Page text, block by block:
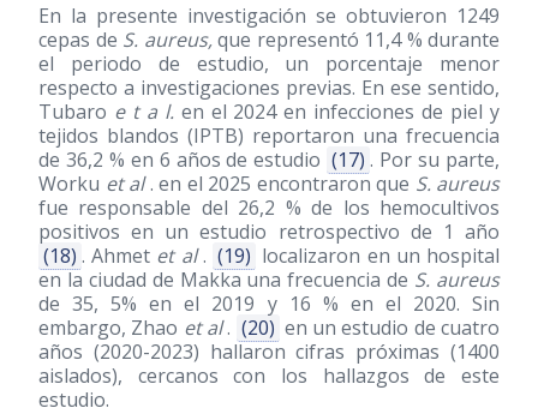
En la presente investigación se obtuvieron 1249
cepas de S. aureus,que representó 11,4 % durante
el periodo de estudio, un porcentaje menor
respecto a investigaciones previas. En ese sentido,
Tubaro e t a l. en el 2024 en infecciones de piel y
tejidos blandos (IPTB) reportaron una frecuencia
de 36,2 % en 6 años de estudio (17) . Por su parte,
Worku et al. en el 2025 encontraron que S. aureus
fue responsable del 26,2 % de los hemocultivos
positivos en un estudio retrospectivo de 1 año
(18) . Ahmet et al. (19) localizaron en un hospital
en la ciudad de Makka una frecuencia de S. aureus
de 35, 5% en el 2019 y 16 % en el 2020. Sin
embargo, Zhao et al. (20) en un estudio de cuatro
años (2020-2023) hallaron cifras próximas (1400
aislados), cercanos con los hallazgos de este
estudio.